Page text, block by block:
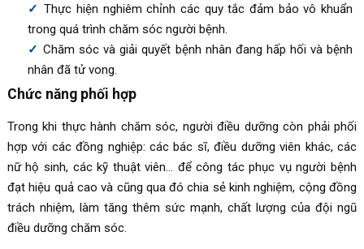
Thực hiện nghiêm chỉnh các quy tắc đảm bảo vô khuẩn
trong quá trình chăm sóc người bệnh.
Chăm sóc và giải quyết bệnh nhân đang hấp hối và bệnh
nhân đã tử vong.
Chức năng phối hợp
Trong khi thực hành chăm sóc, người điều dưỡng còn phải phối
hợp với các đồng nghiệp: các bác sĩ, điều dưỡng viên khác, các
nữ hộ sinh, các kỹ thuật viên… để công tác phục vụ người bệnh
đạt hiệu quả cao và cũng qua đó chia sẻ kinh nghiệm, cộng đồng
trách nhiệm, làm tăng thêm sức mạnh, chất lượng của đội ngũ
điều dưỡng chăm sóc.